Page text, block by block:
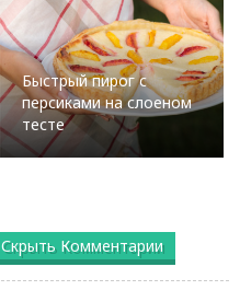
Быстрый пирог с
персиками на слоеном
тесте
Скрыть Комментарии